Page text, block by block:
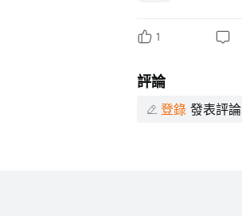
1
評論
登錄 發表評論